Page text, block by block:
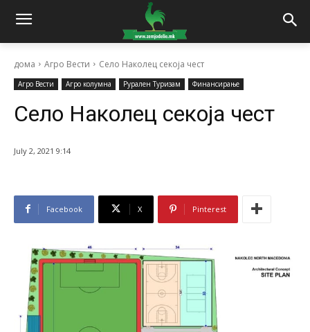
дома Агро Вести Село Наколец секоја чест
Агро Вести Агро колумна Рурален Туризам Финансирање
Село Наколец секоја чест
July 2, 2021 9:14
Facebook X Pinterest